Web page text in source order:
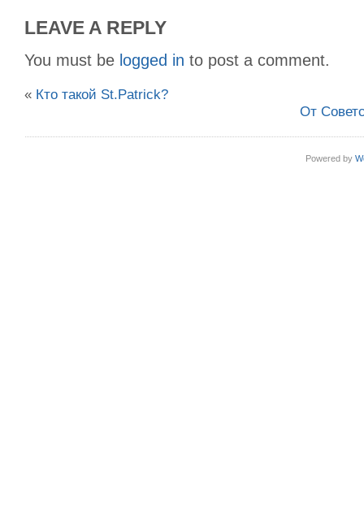
LEAVE A REPLY
You must be logged in to post a comment.
« Кто такой St.Patrick?
От
Powered by